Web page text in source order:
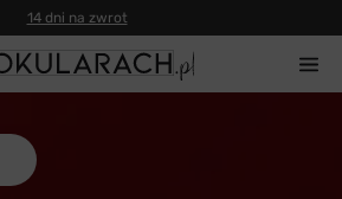
14 dni na zwrot